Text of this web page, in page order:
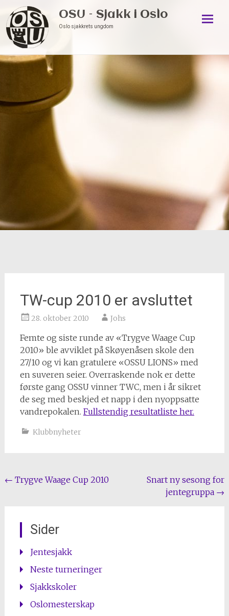
OSU – Sjakk i Oslo
Oslo sjakkrets ungdom
TW-cup 2010 er avsluttet
28. oktober 2010 Johs
Femte og siste runde av «Trygve Waage Cup
2010» ble avviklet på Skøyenåsen skole den
27/10 og vi kan gratulere «OSSU LIONS» med
en suveren seier. Overraskende nok er dette
første gang OSSU vinner TWC, men i år sikret
de seg med beskjed et napp i den nyoppsatte
vandrepokalen. Fullstendig resultatliste her.
Klubbnyheter
Post
← Trygve Waage Cup 2010
Snart ny sesong for
jentegruppa →
Sider
Jentesjakk
Neste turneringer
Sjakkskoler
Oslomesterskap